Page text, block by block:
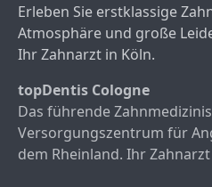
Erleben Sie erstklassige
Atmosphäre und große
Ihr Zahnarzt in Köln.
topDentis Cologne
Das führende
Versorgungszentrum für
dem Rheinland. Ihr